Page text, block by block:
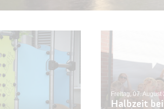
Freitag, 07. August
Halbzeit